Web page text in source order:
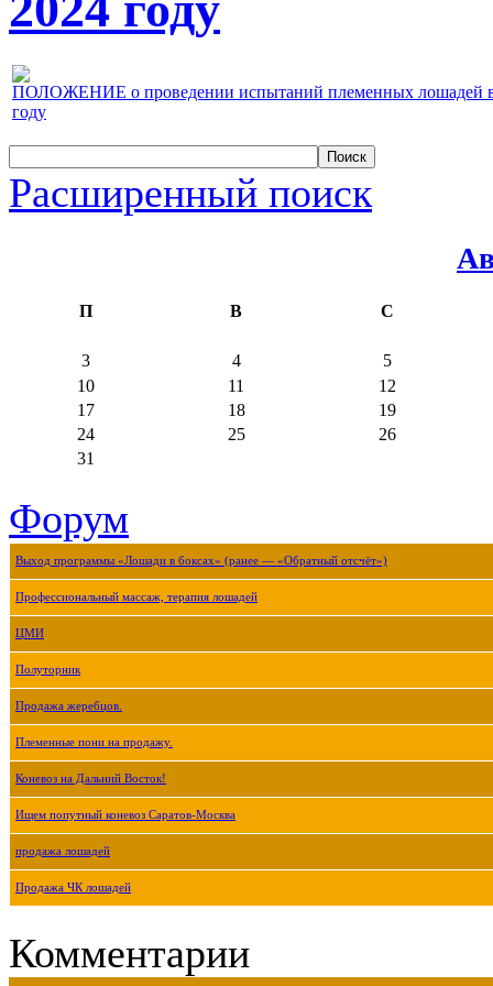
ПОЛОЖЕНИЕ о проведении испытаний племенных лошадей
году
Расширенный поиск
П В С
3 4
5
10
11
12
17
18
19
24
25
26
31
Форум
Выход программы «Лошади в боксах» (ранее — «Обратный отсчёт»)
Профессиональный массаж, терапия лошадей
ЦМИ
Полуторник
Продажа жеребцов.
Племенные пони на продажу.
Коневоз на Дальний Восток!
Ищем попутный коневоз Саратов-Москва
продажа лошадей
Продажа ЧК лошадей
Комментарии